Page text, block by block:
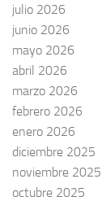
julio 2026
junio 2026
mayo 2026
abril 2026
marzo 2026
febrero 2026
enero 2026
diciembre 2025
noviembre 2025
octubre 2025